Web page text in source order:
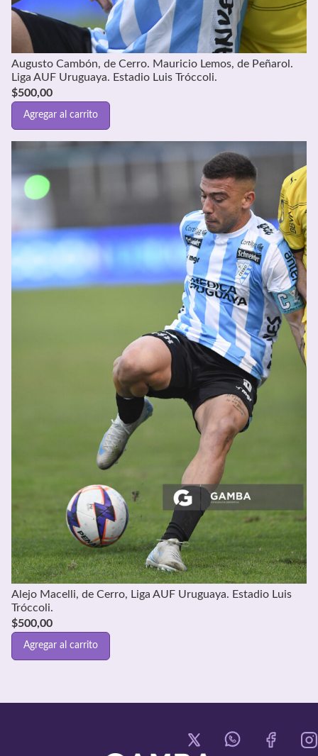
Augusto Cambón, de Cerro. Mauricio Lemos, de Peñarol.
Liga AUF Uruguaya. Estadio Luis Tróccoli.
$500,00
Agregar al carrito
Alejo Macelli, de Cerro, Liga AUF Uruguaya. Estadio Luis
Tróccoli.
$500,00
Agregar al carrito